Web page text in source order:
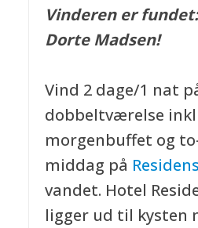
Vinderen er
Dorte Madsen!
Vind 2 dage/1 nat
dobbeltværelse
morgenbuffet og
middag på
vandet. Hotel
ligger ud til kysten